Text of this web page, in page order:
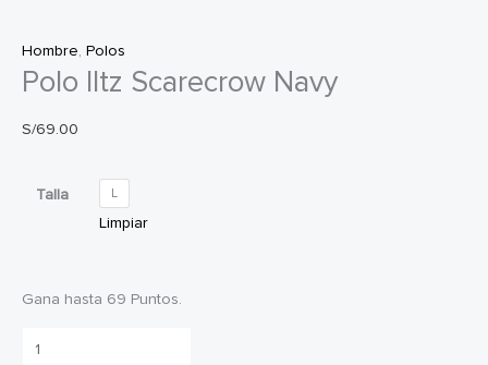
Hombre, Polos
Polo Iltz Scarecrow Navy
S/69.00
Talla L
Limpiar
Gana hasta 69 Puntos.
Polo